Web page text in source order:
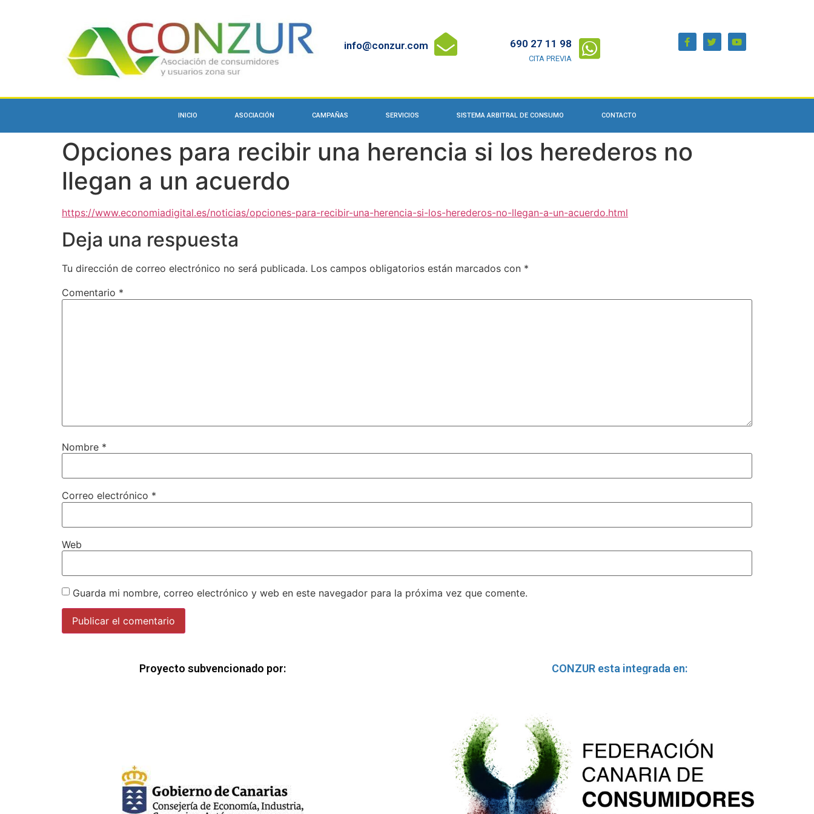
info@conzur.com 690 27 11 98
CITA PREVIA
INICIO ASOCIACIÓN CAMPAÑAS SERVICIOS SISTEMA ARBITRAL DE CONSUMO CONTACTO
Opciones para recibir una herencia si los herederos no
llegan a un acuerdo
https://www.economiadigital.es/noticias/opciones-para-recibir-una-herencia-si-los-herederos-no-llegan-a-un-acuerdo.html
Deja una respuesta
Tu dirección de correo electrónico no será publicada. Los campos obligatorios están marcados con *
Comentario *
Nombre *
Correo electrónico *
Web
Guarda mi nombre, correo electrónico y web en este navegador para la próxima vez que comente.
Proyecto subvencionado por: CONZUR esta integrada en: